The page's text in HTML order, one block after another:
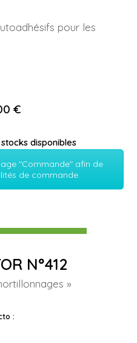
pour les
€
disponibles
"Commande" afin de
de commande.
N°412
»
: